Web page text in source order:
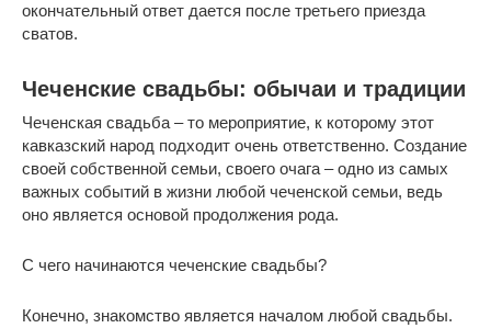
окончательный ответ дается после третьего приезда
сватов.
Чеченские свадьбы: обычаи и традиции
Чеченская свадьба – то мероприятие, к которому этот
кавказский народ подходит очень ответственно. Создание
своей собственной семьи, своего очага – одно из самых
важных событий в жизни любой чеченской семьи, ведь
оно является основой продолжения рода.
С чего начинаются чеченские свадьбы?
Конечно, знакомство является началом любой свадьбы.